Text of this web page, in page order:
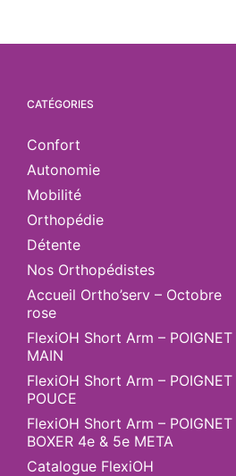
CATÉGORIES
Confort
Autonomie
Mobilité
Orthopédie
Détente
Nos Orthopédistes
Accueil Ortho’serv – Octobre
rose
FlexiOH Short Arm – POIGNET
MAIN
FlexiOH Short Arm – POIGNET
POUCE
FlexiOH Short Arm – POIGNET
BOXER 4e & 5e META
Catalogue FlexiOH